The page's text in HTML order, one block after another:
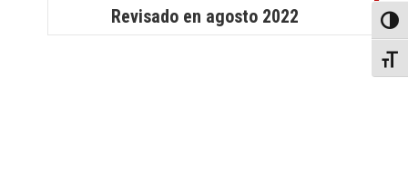
Revisado en agosto 2022